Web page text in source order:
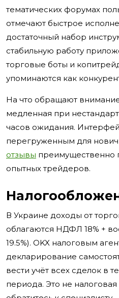
тематических форумах
отмечают быстрое
достаточный набор
стабильную работу
торговые боты и
упоминаются как
На что обращают
медленная при
часов ожидания.
перегруженным для
отзывы преимущественно
опытных трейдеров.
В Украине доходы от
облагаются НДФЛ 18% +
19.5%). OKX налоговым
декларирование
вести учёт всех сделок в
периода. Это не